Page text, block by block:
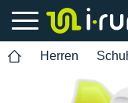
Herren